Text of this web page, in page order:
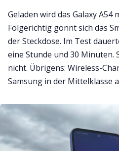
Geladen wird das Galaxy A54
Folgerichtig gönnt sich das
der Steckdose. Im Test
eine Stunde und 30 Minuten.
nicht. Übrigens: Wireless-
Samsung in der Mittelklasse